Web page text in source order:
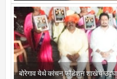
सोलापूर जिल्हा वृत्तपत्र लेखकमंच कडून